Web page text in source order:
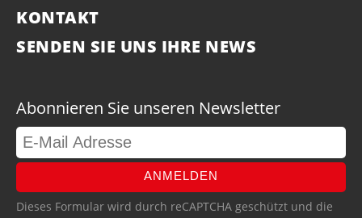
KONTAKT
SENDEN SIE UNS IHRE NEWS
Abonnieren Sie unseren Newsletter
ANMELDEN
Dieses Formular wird durch reCAPTCHA geschützt und die